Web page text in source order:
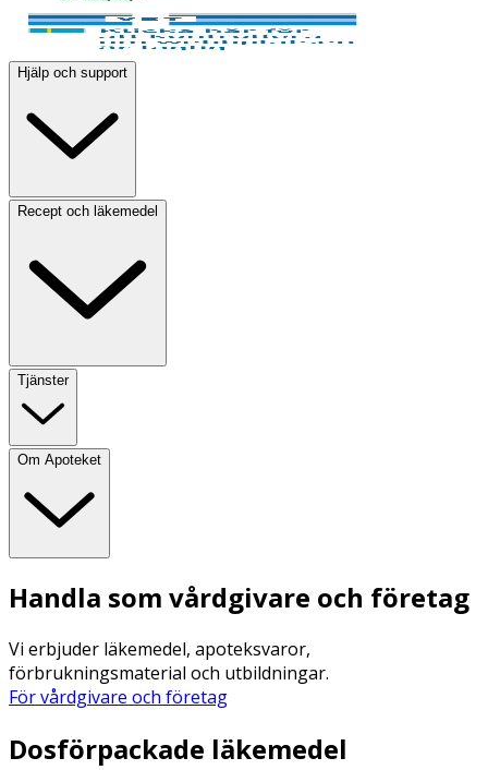
Hjälp och support
Recept och läkemedel
Tjänster
Om Apoteket
Handla som vårdgivare och företag
Vi erbjuder läkemedel, apoteksvaror,
förbrukningsmaterial och utbildningar.
För vårdgivare och företag
Dosförpackade läkemedel